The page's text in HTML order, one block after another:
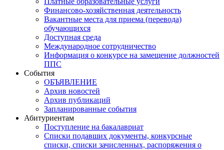
Финансово-хозяйственная деятельность
Вакантные места для приема (перевода)
обучающихся
Доступная среда
Международное сотрудничество
Информация о конкурсе на замещение должностей
ППС
События
ОБЪЯВЛЕНИЕ
Архив новостей
Архив публикаций
Запланированные события
Абитуриентам
Поступление на бакалавриат
Списки подавших документы, конкурсные
списки, списки зачисленных, распоряжения о